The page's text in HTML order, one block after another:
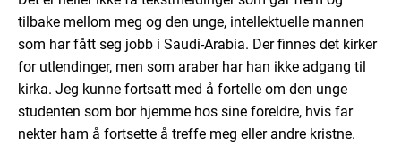
tilbake mellom meg og den unge, intellektuelle mannen
som har fått seg jobb i Saudi-Arabia. Der finnes det kirker
for utlendinger, men som araber har han ikke adgang til
kirka. Jeg kunne fortsatt med å fortelle om den unge
studenten som bor hjemme hos sine foreldre, hvis far
nekter ham å fortsette å treffe meg eller andre kristne.